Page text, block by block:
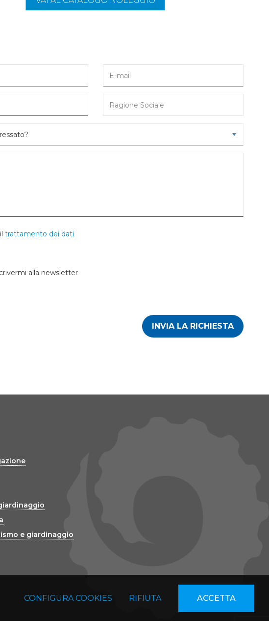
trattamento dei dati
alla newsletter
INVIA LA RICHIESTA
e giardinaggio
CONFIGURA COOKIES RIFIUTA ACCETTA